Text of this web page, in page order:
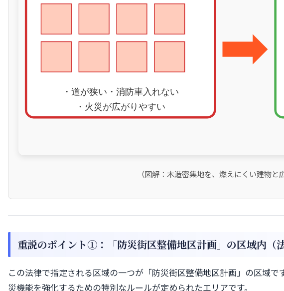
（図解：木造密集地を、燃えにくい建物と
重説のポイント①：「防災街区整備地区計画」の区域内（
この法律で指定される区域の一つが「防災街区整備地区計画」の区域
災機能を強化するための特別なルールが定められたエリアです。